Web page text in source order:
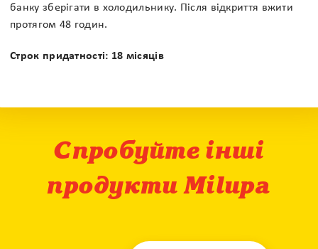
банку зберігати в холодильнику. Після відкриття вжити
протягом 48 годин.
Строк придатності: 18 місяців
Спробуйте інші
продукти Milupa